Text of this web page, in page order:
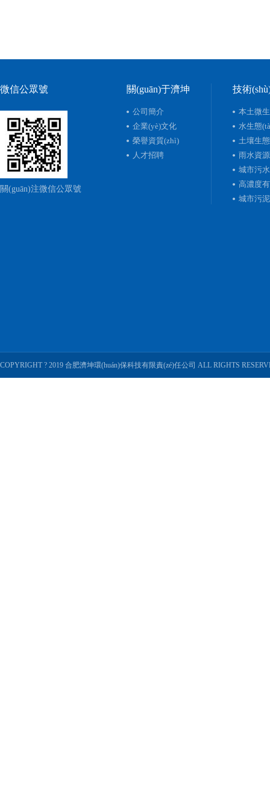
微信公眾號
關(guān)注微信公眾號
關(guān)于濟坤
公司簡介
企業(yè)文化
榮譽資質(zhì)
人才招聘
技術
本土微
水生態
土壤生
雨水資
城市污
高濃度
城市污
COPYRIGHT ? 2019 合肥濟坤環(huán)保科技有限責(zé)任公司 ALL RIGHTS